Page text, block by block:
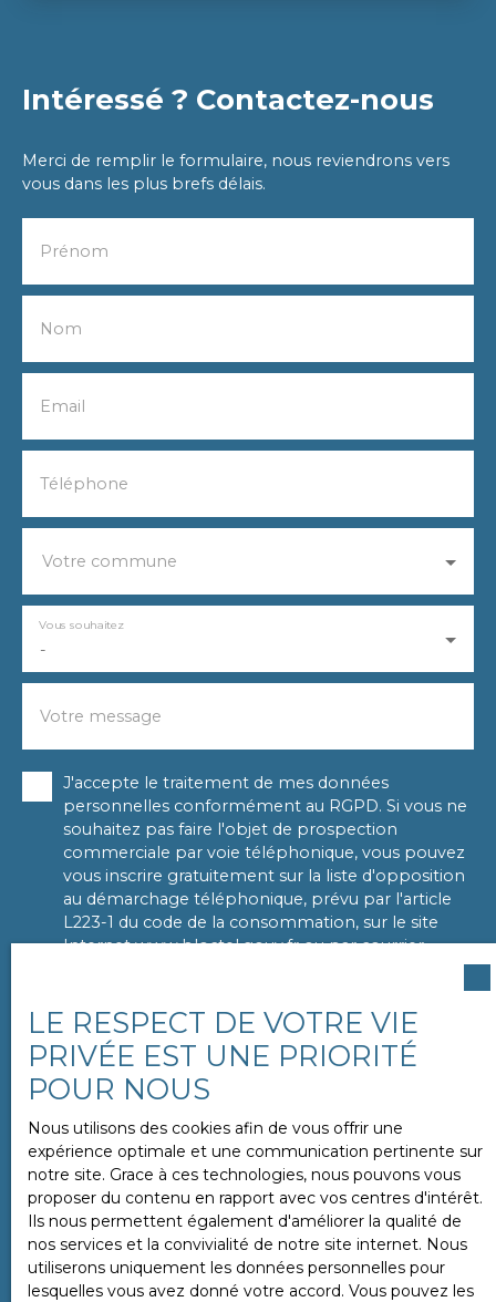
Intéressé ? Contactez-nous
Merci de remplir le formulaire, nous reviendrons vers
vous dans les plus brefs délais.
Prénom
Nom
Email
Téléphone
Votre commune
-
Vous souhaitez
Votre message
J'accepte le traitement de mes données
personnelles conformément au RGPD. Si vous ne
souhaitez pas faire l'objet de prospection
commerciale par voie téléphonique, vous pouvez
vous inscrire gratuitement sur la liste d'opposition
au démarchage téléphonique, prévu par l'article
L223-1 du code de la consommation, sur le site
Internet www.bloctel.gouv.fr ou par courrier
Société Worldline, Service Bloctel, CS 61311, 41013
BLOIS CEDEX.
Pour en savoir plus sur le traitement de vos
politique de confidentialité.
ENVOYER
LE RESPECT DE VOTRE VIE
PRIVÉE EST UNE PRIORITÉ
POUR NOUS
Nous utilisons des cookies afin de vous offrir une
expérience optimale et une communication pertinente sur
notre site. Grace à ces technologies, nous pouvons vous
proposer du contenu en rapport avec vos centres d'intérêt.
Ils nous permettent également d'améliorer la qualité de
nos services et la convivialité de notre site internet. Nous
utiliserons uniquement les données personnelles pour
lesquelles vous avez donné votre accord. Vous pouvez les